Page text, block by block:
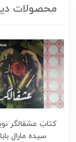
محصولات
کتاب عشقالگر
سیده مارال